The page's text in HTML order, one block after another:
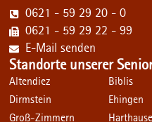
0621 - 59 29 20 - 0
0621 - 59 29 22 - 99
E-Mail senden
Standorte unserer
Altendiez Biblis
Dirmstein
Ehingen
Groß-Zimmern